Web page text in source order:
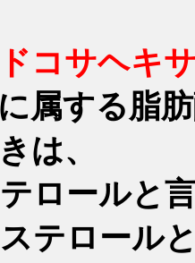
コサヘキ
属する脂
は、
テロールと
テロール